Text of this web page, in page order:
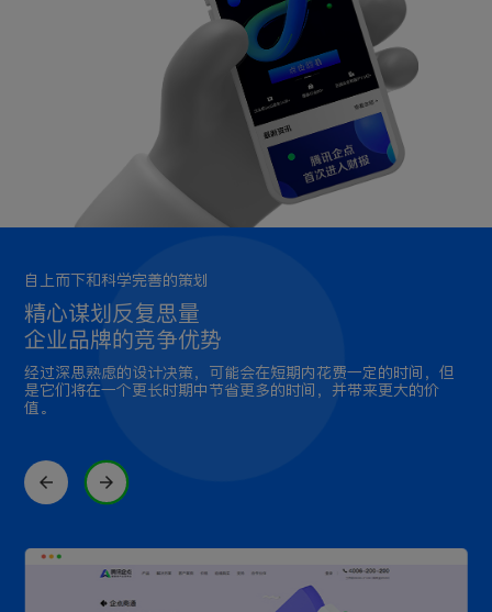
自上而下和科学完善的策划
精心谋划反复思量
企业品牌的竞争优势
经过深思熟虑的设计决策，可能会在短期内花费一定的时间，但
是它们将在一个更长时期中节省更多的时间，并带来更大的价
值。